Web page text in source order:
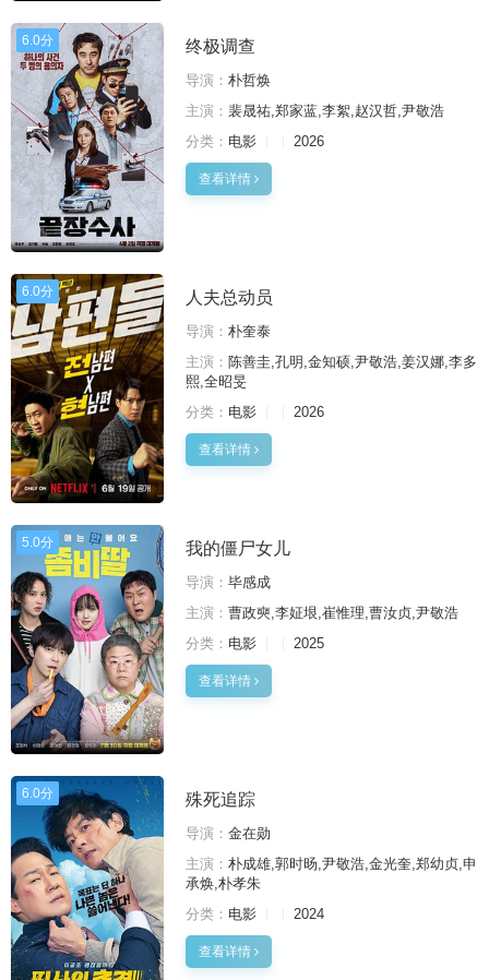
6.0分 终极调查
导演： 朴哲焕
主演： 裴晟祐,郑家蓝,李絮,赵汉哲,尹敬浩
分类： 电影 2026
查看详情
6.0分 人夫总动员
导演： 朴奎泰
主演： 陈善圭,孔明,金知硕,尹敬浩,姜汉娜,李多
熙,全昭旻
分类： 电影 2026
查看详情
5.0分 我的僵尸女儿
导演： 毕感成
主演： 曹政奭,李姃垠,崔惟理,曹汝贞,尹敬浩
分类： 电影 2025
查看详情
6.0分 殊死追踪
导演： 金在勋
主演： 朴成雄,郭时旸,尹敬浩,金光奎,郑幼贞,申
承焕,朴孝朱
分类： 电影 2024
查看详情